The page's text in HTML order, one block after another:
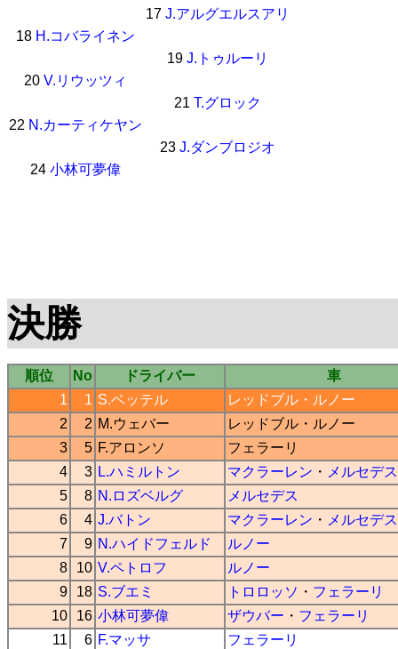
17 J.アルグエルスアリ
18 H.コバライネン
19 J.トゥルーリ
20 V.リウッツィ
21 T.グロック
22 N.カーティケヤン
23 J.ダンブロジオ
24 小林可夢偉
決勝
順位 No ドライバー
車
1
1 S.ベッテル レッドブル ・ ルノー
2
2 M.ウェバー レッドブル ・ ルノー
3
5 F.アロンソ
フェラーリ
4
3 L.ハミルトン マクラーレン ・ メルセデス
5
8 N.ロズベルグ
メルセデス
6
4 J.バトン マクラーレン ・ メルセデス
7
9 N.ハイドフェルド
ルノー
8
10 V.ペトロフ
ルノー
9
18 S.ブエミ トロロッソ ・ フェラーリ
10
16 小林可夢偉 ザウバー ・ フェラーリ
11
6 F.マッサ
フェラーリ